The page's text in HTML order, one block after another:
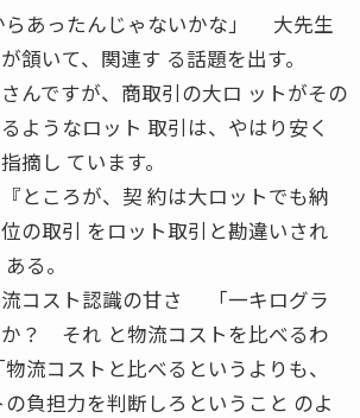
らあったんじゃないかな」 大先生
頷いて、関連す る話題を出す。
んですが、商取引の大ロ ットがその
ようなロット 取引は、やはり安く
摘し ています。
ところが、契 約は大ロットでも納
の取引 をロット取引と勘違いされ
る。
コスト認識の甘さ 「一キログラ
？ それ と物流コストを比べるわ
流コストと比べるというよりも、
負担力を判断しろということ のよ